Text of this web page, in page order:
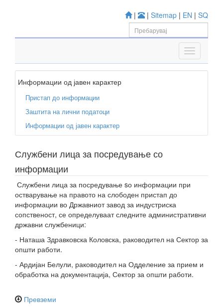
| | Sitemap | EN | SQ
Информации од јавен карактер
Пристап до информации
Заштита на лични податоци
Информации од јавен карактер
Службени лица за посредување со
информации
Службени лица за посредување sо информации при
остварување на правото на слободен пристап до
информации во Државниот завод за индустриска
сопственост, се определуваат следните административни
државни службеници:
- Наташа Здравковска Коловска, раководител на Сектор за
општи работи.
- Ардијан Белули, раководител на Одделение за прием и
обработка на документација, Сектор за општи работи.
Превземи